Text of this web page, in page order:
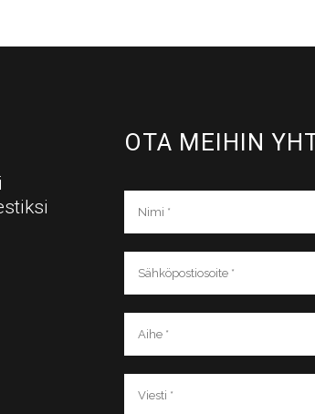
OTA MEIHIN